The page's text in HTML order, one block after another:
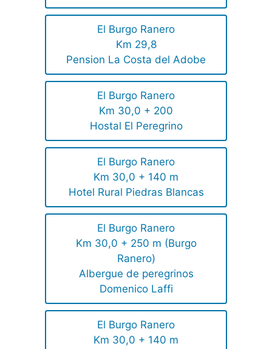
El Burgo Ranero
Km 29,8
Pension La Costa del Adobe
El Burgo Ranero
Km 30,0 + 200
Hostal El Peregrino
El Burgo Ranero
Km 30,0 + 140 m
Hotel Rural Piedras Blancas
El Burgo Ranero
Km 30,0 + 250 m (Burgo
Ranero)
Albergue de peregrinos
Domenico Laffi
El Burgo Ranero
Km 30,0 + 140 m